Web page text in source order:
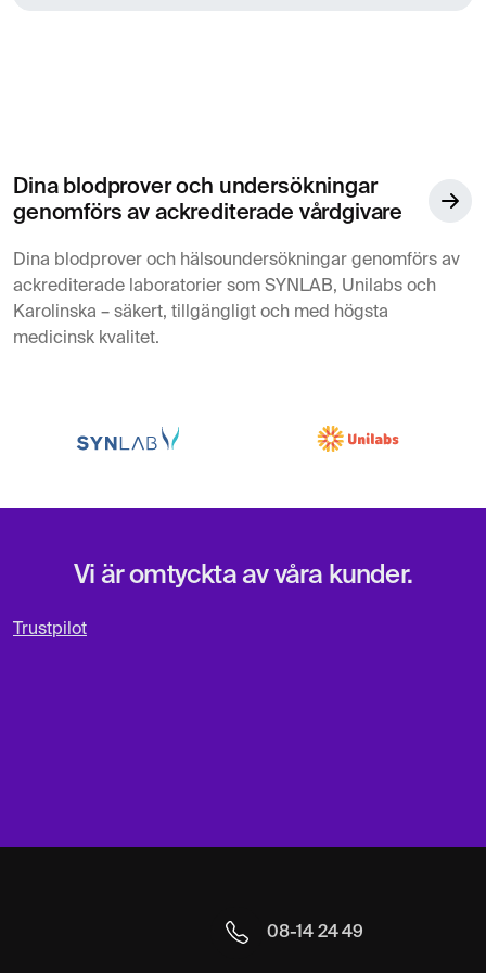
Dina blodprover och undersökningar
genomförs av ackrediterade vårdgivare
Dina blodprover och hälsoundersökningar genomförs av
ackrediterade laboratorier som SYNLAB, Unilabs och
Karolinska – säkert, tillgängligt och med högsta
medicinsk kvalitet.
Vi är omtyckta av våra kunder.
Trustpilot
08-14 24 49